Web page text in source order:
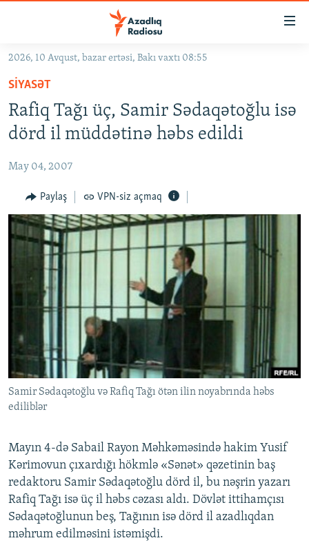
Əsas
qayıt
Əsas
naviqasiyaya
qayıt
GÜNDƏM
#İZAHLA
KORRUPSIOMETR
FƏRQƏ BAX
QANUNI DOĞRU
ARAŞDIRMA
MULTIMEDIA
VIDEO
FOTOQALEREYA
KARIKATURA
RADIO ARXIV
OXU ZALI
AZƏRBAYCAN ƏDƏBIYYATI KITABXANASI
İSLAM VƏ DEMOKRATIYA
İZ - MƏDƏNIYYƏT PROQRAMI
HAQQIMIZDA
PEŞƏ ETIKASI VƏ JURNALISTIKA STANDARTLARIMIZ
MATERIALLARIMIZDAN ISTIFADƏ
AZADLIQRADIOSU MOBIL TELEFONUNUZDA
XƏBƏR BÜLLETENLƏRIMIZ
BIZI IZLƏ
RFE/RL-in bütün saytları
2026, 10 Avqust, bazar ertəsi, Bakı vaxtı 08:55
SIYASƏT
Rafiq Tağı üç, Samir Sədaqətoğlu isə
dörd il müddətinə həbs edildi
May 04, 2007
Paylaş VPN-siz açmaq
Samir Sədaqətoğlu və Rafiq Tağı ötən ilin noyabrında həbs
ediliblər
Mayın 4-də Sabail Rayon Məhkəməsində hakim Yusif
Kərimovun çıxardığı hökmlə «Sənət» qəzetinin baş
redaktoru Samir Sədaqətoğlu dörd il, bu nəşrin yazarı
Rafiq Tağı isə üç il həbs cəzası aldı. Dövlət ittihamçısı
Sədaqətoğlunun beş, Tağının isə dörd il azadlıqdan
məhrum edilməsini istəmişdi.